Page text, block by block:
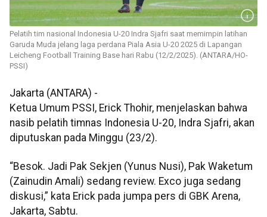
Pelatih tim nasional Indonesia U-20 Indra Sjafri saat memimpin latihan
Garuda Muda jelang laga perdana Piala Asia U-20 2025 di Lapangan
Leicheng Football Training Base hari Rabu (12/2/2025). (ANTARA/HO-
PSSI)
Jakarta (ANTARA) -
Ketua Umum PSSI, Erick Thohir, menjelaskan bahwa
nasib pelatih timnas Indonesia U-20, Indra Sjafri, akan
diputuskan pada Minggu (23/2).
“Besok. Jadi Pak Sekjen (Yunus Nusi), Pak Waketum
(Zainudin Amali) sedang review. Exco juga sedang
diskusi,” kata Erick pada jumpa pers di GBK Arena,
Jakarta, Sabtu.